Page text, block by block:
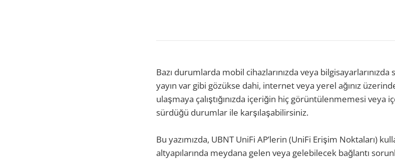
Bazı durumlarda mobil cihazlarınızda veya bilgisayarlarınızda
yayın var gibi gözükse dahi, internet veya yerel ağınız
ulaşmaya çalıştığınızda içeriğin hiç görüntülenmemesi veya
sürdüğü durumlar ile karşılaşabilirsiniz.
Bu yazımızda, UBNT UniFi AP’lerin (UniFi Erişim Noktaları)
altyapılarında meydana gelen veya gelebilecek bağlantı